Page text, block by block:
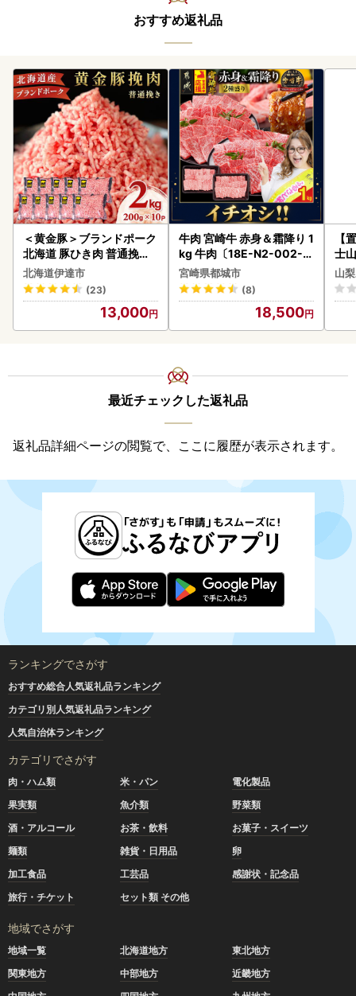
おすすめ返礼品
＜黄金豚＞ブランドポーク
北海道 豚ひき肉 普通挽き
200g 10パック 計2kg
北海道伊達市
(23)
13,000
牛肉 宮崎牛 赤身＆霜降り 1
kg 牛肉〔18E-N2-002-1
kg-S4A6-CF〕
宮崎県都城市
(8)
18,500
【
士
山
最近チェックした返礼品
返礼品詳細ページの閲覧で、ここに履歴が表示されます。
ランキングでさがす
おすすめ総合人気返礼品ランキング
カテゴリ別人気返礼品ランキング
人気自治体ランキング
カテゴリでさがす
肉・ハム類 米・パン
電化製品
果実類
魚介類
野菜類
酒・アルコール
お茶・飲料
お菓子・スイーツ
麺類
雑貨・日用品
卵
加工食品
工芸品
感謝状・記念品
旅行・チケット
セット類 その他
地域でさがす
地域一覧 北海道地方
東北地方
関東地方
中部地方
近畿地方